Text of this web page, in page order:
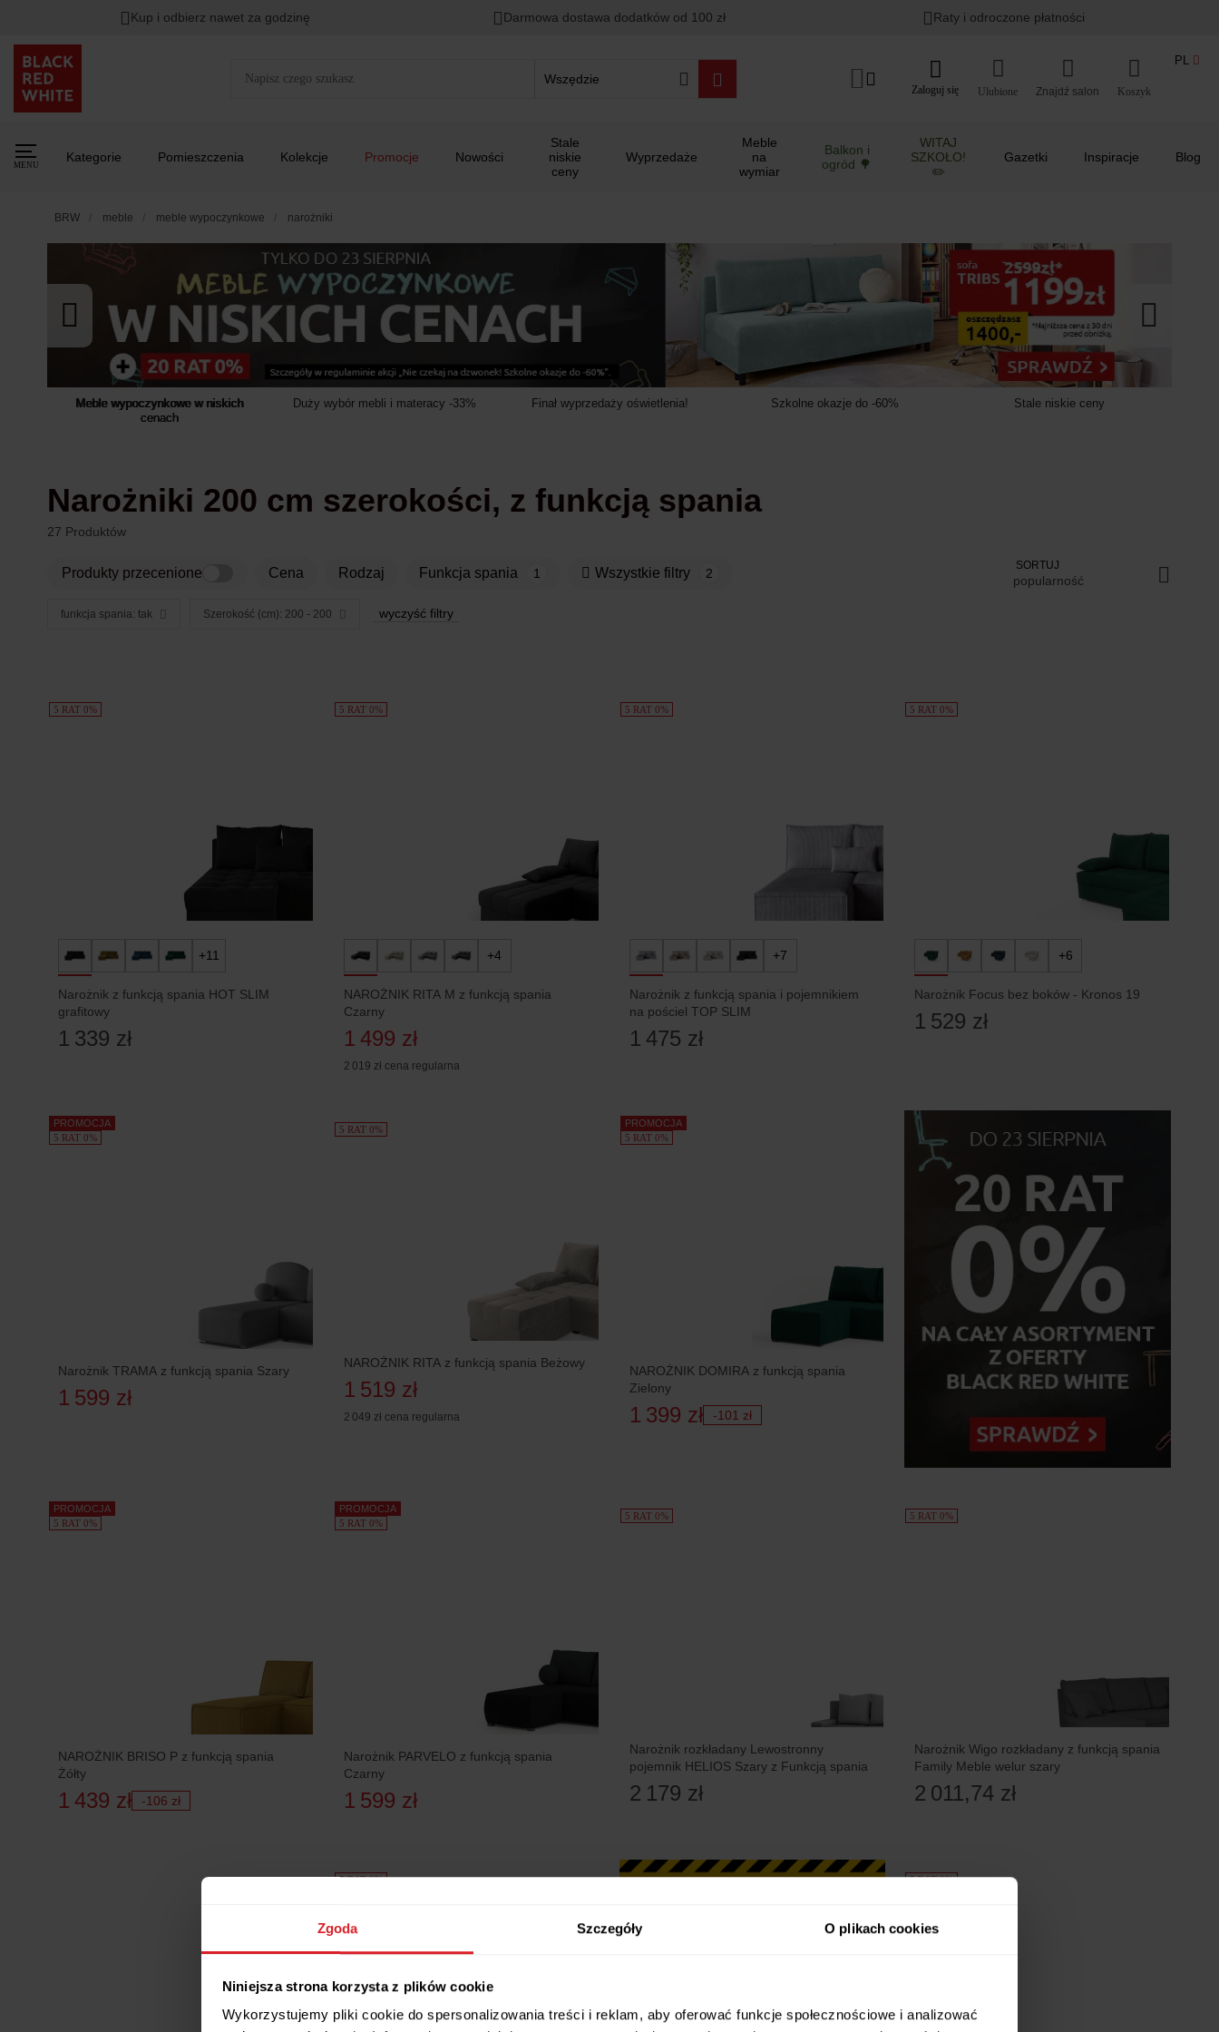
Zgoda Szczegóły O plikach cookies
Niniejsza strona korzysta z plików cookie
Wykorzystujemy pliki cookie do spersonalizowania treści i reklam, aby oferować funkcje społecznościowe i analizować
Rabat naHITY DNIA przy zapisie na Newsletter. 00 : Lato w ogrodzie i na balkonie >
Kup i odbierz nawet za godzinę Darmowa dostawa dodatków od 100 zł Raty i odroczone płatności
Wszędzie
Zaloguj się Ulubione Koszyk
PL
MENU
Kategorie Pomieszczenia Kolekcje Promocje Nowości
Stale
niskie
ceny
Wyprzedaże
Meble
na
wymiar
Balkon i
ogród 🌳
WITAJ
SZKOŁO!
✏️
Gazetki Inspiracje Blog
BRW meble meble wypoczynkowe narożniki
Meble wypoczynkowe w niskich
cenach
Duży wybór mebli i materacy -33% Finał wyprzedaży oświetlenia! Szkolne okazje do -60% Stale niskie ceny
Narożniki 200 cm szerokości, z funkcją spania
27 Produktów
Produkty przecenione Cena rodzaj funkcja spania 1 Wszystkie filtry 2
funkcja spania: tak Szerokość (cm): 200 - 200 wyczyść filtry
SORTUJ
popularność
Produkty
5 RAT 0%
+11
Narożnik z funkcją spania HOT SLIM
grafitowy
1 339 zł
5 RAT 0%
+4
NAROŻNIK RITA M z funkcją spania
Czarny
1 499 zł
2 019 zł cena regularna
5 RAT 0%
+7
Narożnik z funkcją spania i pojemnikiem
na pościel TOP SLIM
1 475 zł
5 RAT 0%
+6
Narożnik Focus bez boków - Kronos 19
1 529 zł
PROMOCJA
5 RAT 0%
Narożnik TRAMA z funkcją spania Szary
1 599 zł
5 RAT 0%
NAROŻNIK RITA z funkcją spania Beżowy
1 519 zł
2 049 zł cena regularna
PROMOCJA
5 RAT 0%
NAROŻNIK DOMIRA z funkcją spania
Zielony
1 399 zł -101 zł
PROMOCJA
5 RAT 0%
NAROŻNIK BRISO P z funkcją spania
Żółty
1 439 zł -106 zł
PROMOCJA
5 RAT 0%
Narożnik PARVELO z funkcją spania
Czarny
1 599 zł
5 RAT 0%
Narożnik rozkładany Lewostronny
pojemnik HELIOS Szary z Funkcją spania
2 179 zł
5 RAT 0%
Narożnik Wigo rozkładany z funkcją spania
Family Meble welur szary
2 011,74 zł
5 RAT 0% 5 RAT 0%